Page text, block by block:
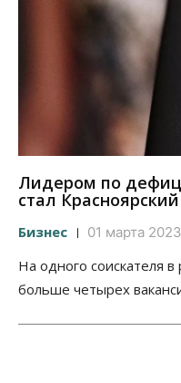
Лидером по
стал
Бизнес 01 марта
На одного соискателя
больше четырех